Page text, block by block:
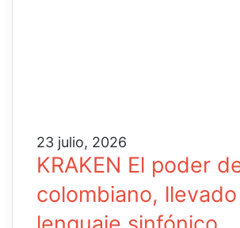
23 julio, 2026
KRAKEN El poder
colombiano,